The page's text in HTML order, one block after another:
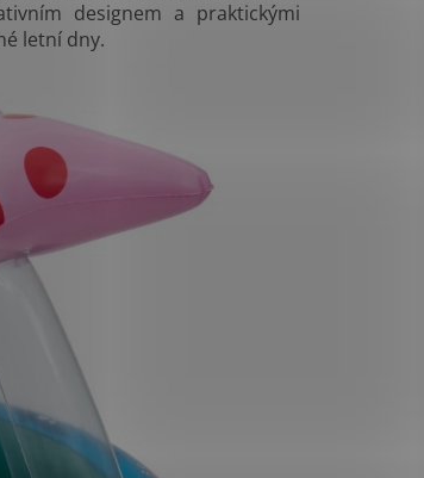
designem a praktickými
letní dny.